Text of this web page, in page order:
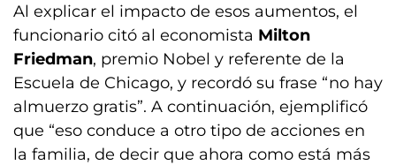
Al explicar el impacto de esos aumentos, el
funcionario citó al economista Milton
Friedman, premio Nobel y referente de la
Escuela de Chicago, y recordó su frase “no hay
almuerzo gratis”. A continuación, ejemplificó
que “eso conduce a otro tipo de acciones en
la familia, de decir que ahora como está más